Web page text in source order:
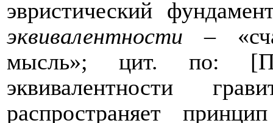
эвристический
эквивалентности –
мысль»; цит. по:
эквивалентности
распространяет